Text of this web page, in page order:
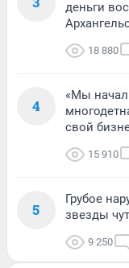
деньги
18 880
4
«Мы
свой
15 910
5
Грубое
звезды
9 250